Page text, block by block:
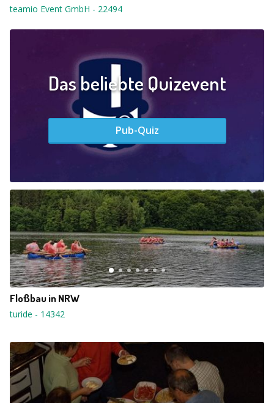
teamio Event GmbH - 22494
Das beliebte Quizevent
Pub-Quiz
Floßbau in NRW
turide - 14342